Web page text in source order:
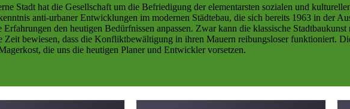
Stadt hat die Gesellschaft um die Befriedigung der elementarsten sozialen und
anti-urbaner Entwicklungen im modernen Städtebau, die sich bereits 1963 in
den heutigen Bedürfnissen anpassen. Zwar kann die klassische
Zeit bewiesen, dass die Konfliktbewältigung in ihren Mauern reibungsloser funktioniert.
die uns die heutigen Planer und Entwickler vorsetzen.